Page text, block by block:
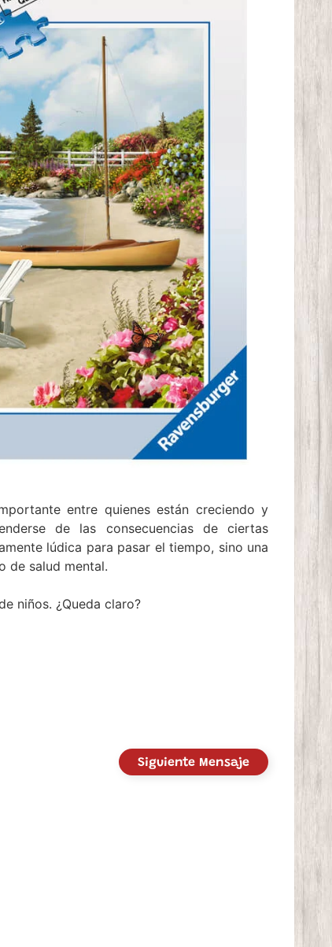
entre quienes están creciendo y
de las consecuencias de ciertas
lúdica para pasar el tiempo, sino una
de salud mental.
niños. ¿Queda claro?
Siguiente Mensaje